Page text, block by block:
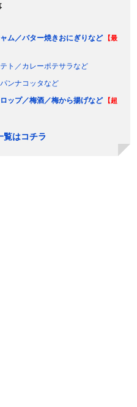
ム／バター焼きおにぎりなど
【最
ト／カレーポテサラなど
ンナコッタなど
ップ／梅酒／梅から揚げなど
【超
覧はコチラ